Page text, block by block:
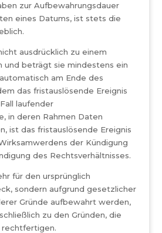
zur Aufbewahrungsdauer
eines Datums, ist stets die
ausdrücklich zu einem
und beträgt sie mindestens ein
am Ende des
das fristauslösende Ereignis
laufender
in deren Rahmen Daten
ist das fristauslösende Ereignis
der Kündigung
des Rechtsverhältnisses.
für den ursprünglich
sondern aufgrund gesetzlicher
Gründe aufbewahrt werden,
zu den Gründen, die
rechtfertigen.